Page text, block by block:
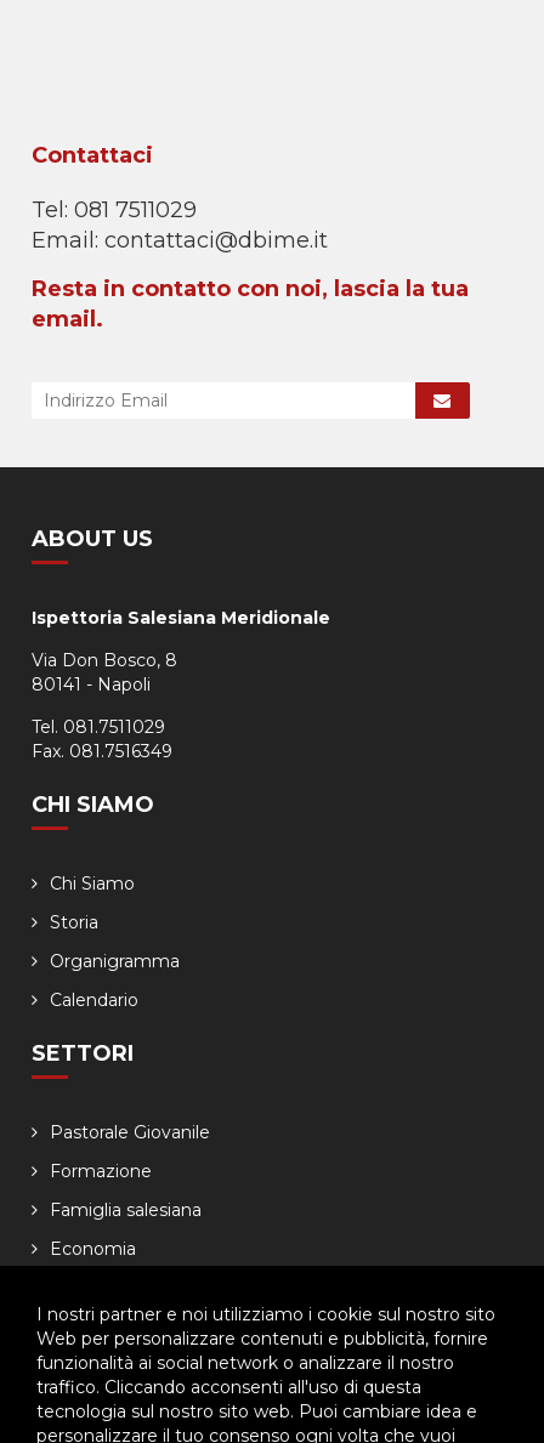
I nostri partner e noi utilizziamo i cookie sul nostro sito
Web per personalizzare contenuti e pubblicità, fornire
funzionalità ai social network o analizzare il nostro
traffico. Cliccando acconsenti all'uso di questa
tecnologia sul nostro sito web. Puoi cambiare idea e
personalizzare il tuo consenso ogni volta che vuoi
Contattaci
Tel: 081 7511029
Email:contattaci@dbime.it
Resta in contatto con noi, lascia la tua
email.
ABOUT US
Ispettoria Salesiana Meridionale
Via Don Bosco, 8
80141 - Napoli
Tel. 081.7511029
Fax. 081.7516349
CHI SIAMO
Chi Siamo
Storia
Organigramma
Calendario
SETTORI
Pastorale Giovanile
Formazione
Famiglia salesiana
Economia
Lasciaci il tuo indirizzo email, ti aggiorneremo sulle
iniziative dell'Ispettoria